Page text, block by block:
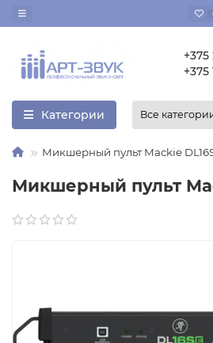
+375
Категории Все
Микшерный пульт Mackie
Микшерный пульт